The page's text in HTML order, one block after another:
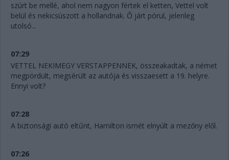
szúrt be mellé, ahol nem nagyon fértek el ketten, Vettel volt
belül és nekicsúszott a hollandnak. Ő járt pórul, jelenleg
utolsó...
07:29
VETTEL NEKIMEGY VERSTAPPENNEK, összeakadtak, a német
megpördült, megsérült az autója és visszaesett a 19. helyre.
Ennyi volt?
07:28
A biztonsági autó eltűnt, Hamilton ismét elnyúlt a mezőny elől.
07:26